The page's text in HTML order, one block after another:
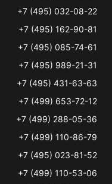
+7 (495) 032-08-22
+7 (495) 162-90-81
+7 (495) 085-74-61
+7 (495) 989-21-31
+7 (495) 431-63-63
+7 (499) 653-72-12
+7 (499) 288-05-36
+7 (499) 110-86-79
+7 (495) 023-81-52
+7 (499) 110-53-06